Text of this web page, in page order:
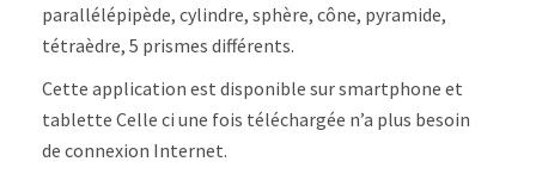
parallélépipède, cylindre, sphère, cône, pyramide,
tétraèdre, 5 prismes différents.
Cette application est disponible sur smartphone et
tablette Celle ci une fois téléchargée n’a plus besoin
de connexion Internet.